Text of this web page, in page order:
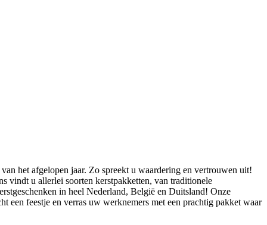
het afgelopen jaar. Zo spreekt u waardering en vertrouwen uit!
vindt u allerlei soorten kerstpakketten, van traditionele
in heel Nederland, België en Duitsland! Onze
een feestje en verras uw werknemers met een prachtig pakket waar